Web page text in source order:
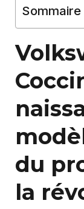
Sommaire
du
la